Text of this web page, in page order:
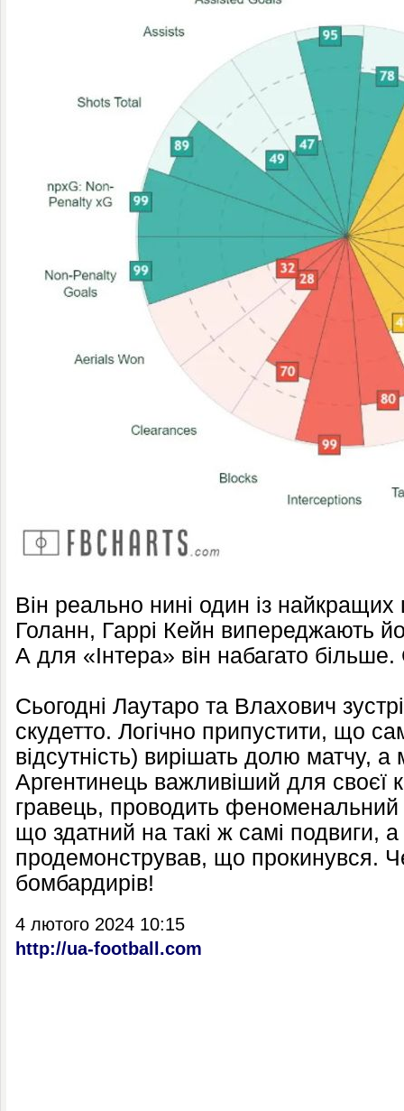
Він реально нині один із найкращих
Голанн, Гаррі Кейн випереджають
А для «Інтера» він набагато
Сьогодні Лаутаро та Влахович
скудетто. Логічно припустити, що
відсутність) вирішать долю матчу,
Аргентинець важливіший для своєї
гравець, проводить феноменальний
що здатний на такі ж самі подвиги, а
продемонстрував, що прокинувся.
бомбардирів!
4 лютого 2024 10:15
http://ua-football.com